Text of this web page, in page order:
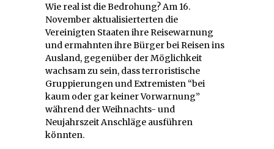
Wie real ist die Bedrohung? Am 16.
November aktualisierterten die
Vereinigten Staaten ihre Reisewarnung
und ermahnten ihre Bürger bei Reisen ins
Ausland, gegenüber der Möglichkeit
wachsam zu sein, dass terroristische
Gruppierungen und Extremisten “bei
kaum oder gar keiner Vorwarnung”
während der Weihnachts- und
Neujahrszeit Anschläge ausführen
könnten.